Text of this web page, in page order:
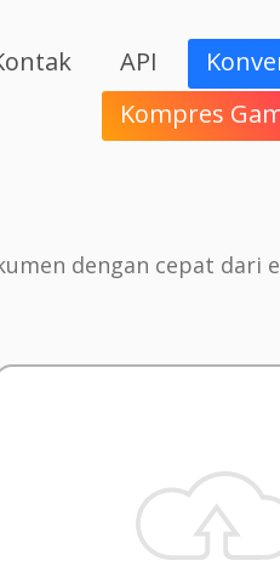
API
Kompres
dengan cepat dari